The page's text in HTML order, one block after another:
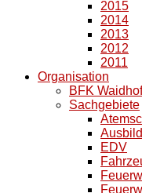
2015
2014
2013
2012
2011
Organisation
BFK
Sachgebiete
EDV